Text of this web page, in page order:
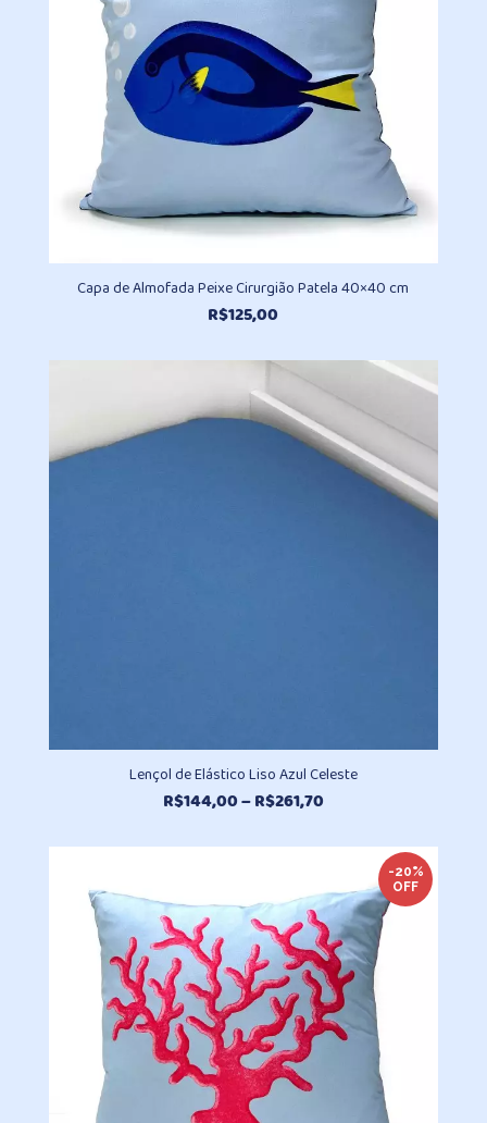
Capa de Almofada Peixe Cirurgião Patela 40×40 cm
R$125,00
Lençol de Elástico Liso Azul Celeste
R$144,00–R$261,70Faixa
preço:
R$144,00
através
R$261,70
-20%
OFF